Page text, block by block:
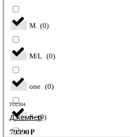
M (0)
M/L (0)
one (0)
S (0)
TO2304
Джемпер
79390₽